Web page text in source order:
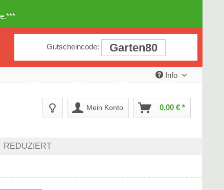
Gutscheincode: Garten80
Info
Mein Konto 0,00 € *
REDUZIERT